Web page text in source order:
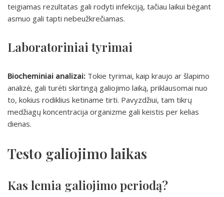
teigiamas rezultatas gali rodyti infekciją, tačiau laikui bėgant
asmuo gali tapti nebeužkrečiamas.
Laboratoriniai tyrimai
Biocheminiai analizai: Tokie tyrimai, kaip kraujo ar šlapimo
analizė, gali turėti skirtingą galiojimo laiką, priklausomai nuo
to, kokius rodiklius ketiname tirti. Pavyzdžiui, tam tikrų
medžiagų koncentracija organizme gali keistis per kelias
dienas.
Testo galiojimo laikas
Kas lemia galiojimo periodą?